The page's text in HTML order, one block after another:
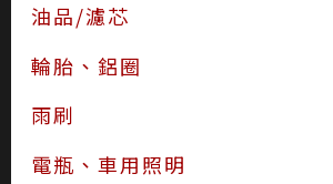
油品/濾芯
輪胎、鋁圈
雨刷
電瓶、車用照明